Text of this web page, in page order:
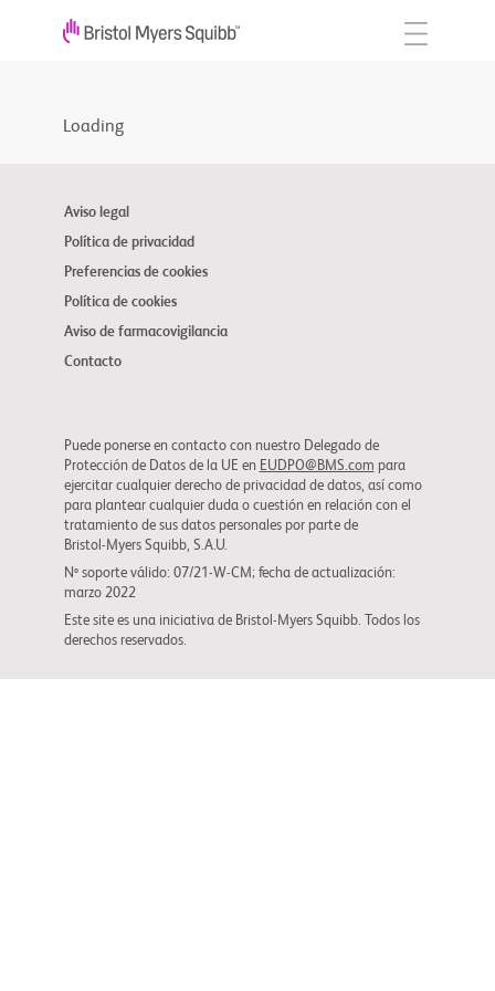
Loading
Aviso legal
Política de privacidad
Preferencias de cookies
Política de cookies
Aviso de farmacovigilancia
Contacto
Puede ponerse en contacto con nuestro Delegado de
Protección de Datos de la UE en EUDPO@BMS.com para
ejercitar cualquier derecho de privacidad de datos, así como
para plantear cualquier duda o cuestión en relación con el
tratamiento de sus datos personales por parte de
Bristol-Myers Squibb, S.A.U.
Nº soporte válido: 07/21-W-CM; fecha de actualización:
marzo 2022
Este site es una iniciativa de Bristol-Myers Squibb. Todos los
derechos reservados.